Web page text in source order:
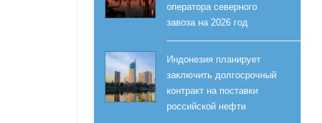
оператора северного
завоза на 2026 год
Индонезия планирует
заключить долгосрочный
контракт на поставки
российской нефти